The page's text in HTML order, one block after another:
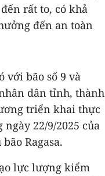
rất to, có khả
đến an toàn
với bão số 9 và
dân tỉnh, thành
triển khai thực
22/9/2025 của
Ragasa.
lực lượng kiểm